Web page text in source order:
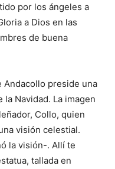
por los ángeles a
a Dios en las
de buena
Andacollo preside una
Navidad. La imagen
Collo, quien
visión celestial.
la visión-. Allí te
tallada en